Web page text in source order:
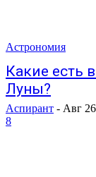
Астрономия
Какие есть
Луны?
Аспирант - Авг
8